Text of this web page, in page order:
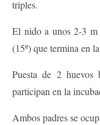
triples.
El nido a unos 2-3 m
(15º) que termina en
Puesta de 2 huevos
participan en la
Ambos padres se